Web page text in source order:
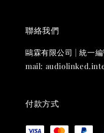
聯絡我們
鷗霖有限公司 | 統一編
mail:
付款方式